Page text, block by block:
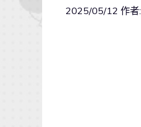
2025/05/12 作者: